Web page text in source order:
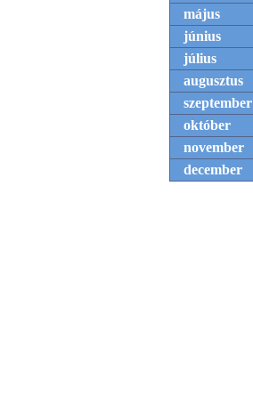
május
június
július
augusztus
szeptember
október
november
december